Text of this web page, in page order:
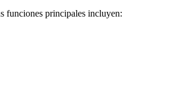
funciones principales incluyen: